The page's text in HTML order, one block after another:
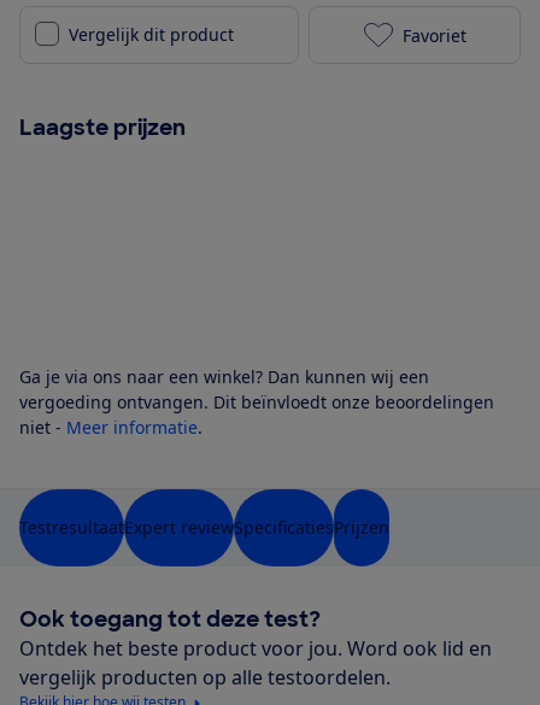
Vergelijk dit product Epson
Favoriet
Laagste prijzen
Ga je via ons naar een winkel? Dan kunnen wij een
vergoeding ontvangen. Dit beïnvloedt onze beoordelingen
niet - Meer informatie.
TestresultaatExpert reviewSpecificatiesPrijzen
Ook toegang tot deze test?
Ontdek het beste product voor jou. Word ook lid en
vergelijk producten op alle testoordelen.